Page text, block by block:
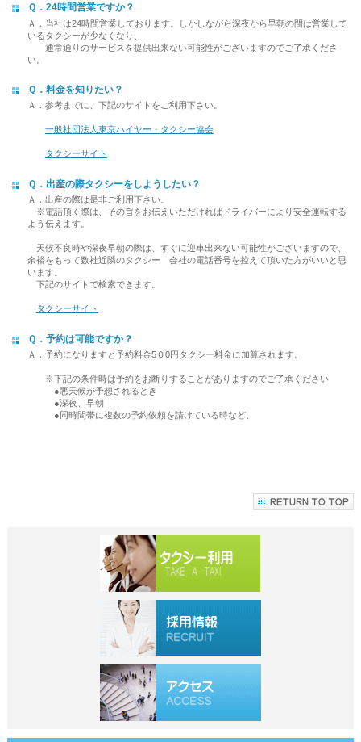
Ｑ．24時間営業ですか？
Ａ．当社は24時間営業しております。しかしながら深夜から早朝の間は営業して
いるタクシーが少なくなり、
通常通りのサービスを提供出来ない可能性がございますのでご了承くださ
い。
Ｑ．料金を知りたい？
Ａ．参考までに、下記のサイトをご利用下さい。
一般社団法人東京ハイヤー・タクシー協会
タクシーサイト
Ｑ．出産の際タクシーをしようしたい？
Ａ．出産の際は是非ご利用下さい。
※電話頂く際は、その旨をお伝えいただければドライバーにより安全運転する
よう伝えます。
天候不良時や深夜早朝の際は、すぐに迎車出来ない可能性がございますので、
余裕をもって数社近隣のタクシー 会社の電話番号を控えて頂いた方がいいと思
います。
下記のサイトで検索できます。
タクシーサイト
Ｑ．予約は可能ですか？
Ａ．予約になりますと予約料金5０0円タクシー料金に加算されます。
※下記の条件時は予約をお断りすることがありますのでご了承ください
●悪天候が予想されるとき
●深夜、早朝
●同時間帯に複数の予約依頼を請けている時など、